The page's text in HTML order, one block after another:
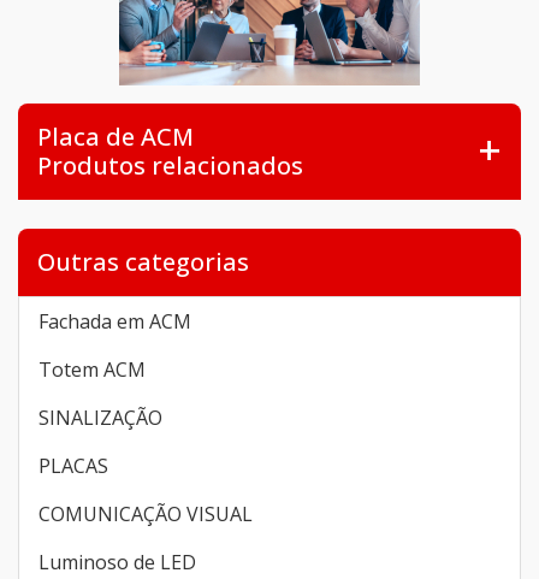
Placa de ACM
Produtos relacionados
Outras categorias
Fachada em ACM
Totem ACM
SINALIZAÇÃO
PLACAS
COMUNICAÇÃO VISUAL
Luminoso de LED